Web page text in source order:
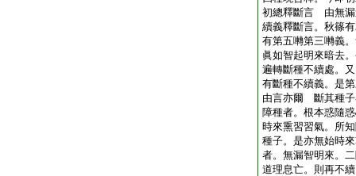
初總釋斷言 由無漏
續義釋斷言。秋篠
有第五囀第三囀義
眞如智起明來暗去
遍轉斷種不續處。
有斷種不續義。是
由言亦爾 斷其種子
障種者。根本惑隨
時來熏習習氣。所
種子。是亦無始時
者。無漏智明來。
道理息亡。則再不